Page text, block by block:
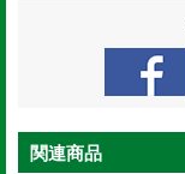
関連商品